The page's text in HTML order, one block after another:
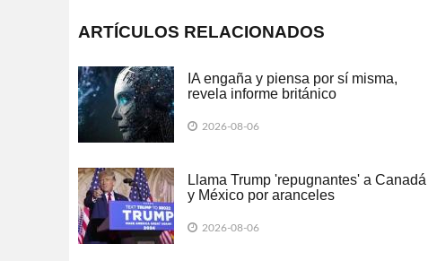
ARTÍCULOS RELACIONADOS
IA engaña y piensa por sí misma,
revela informe británico
2026-08-06
Llama Trump 'repugnantes' a Canadá
y México por aranceles
2026-08-06